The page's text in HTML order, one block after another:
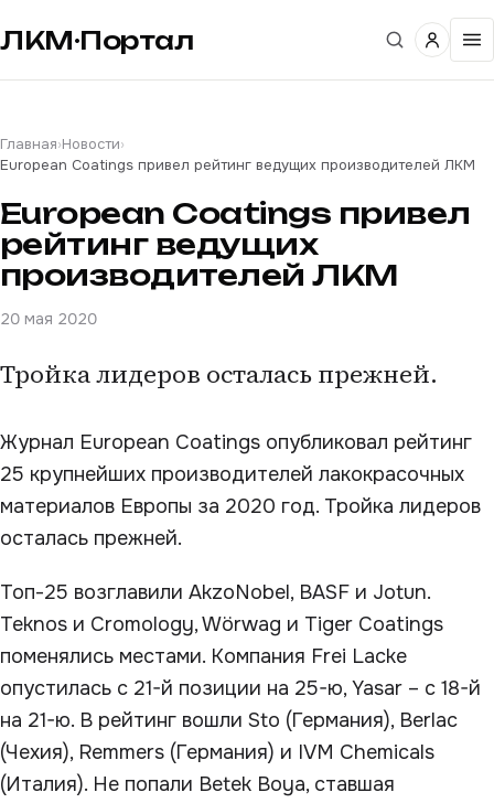
ЛКМ·Портал
Главная›Новости›
European Coatings привел рейтинг ведущих производителей ЛКМ
European Coatings привел
рейтинг ведущих
производителей ЛКМ
20 мая 2020
Тройка лидеров осталась прежней.
Журнал European Coatings опубликовал рейтинг
25 крупнейших производителей лакокрасочных
материалов Европы за 2020 год. Тройка лидеров
осталась прежней.
Топ-25 возглавили AkzoNobel, BASF и Jotun.
Teknos и Cromology, Wörwag и Tiger Coatings
поменялись местами. Компания Frei Lacke
опустилась с 21-й позиции на 25-ю, Yasar – с 18-й
на 21-ю. В рейтинг вошли Sto (Германия), Berlac
(Чехия), Remmers (Германия) и IVM Chemicals
(Италия). Не попали Betek Boya, ставшая